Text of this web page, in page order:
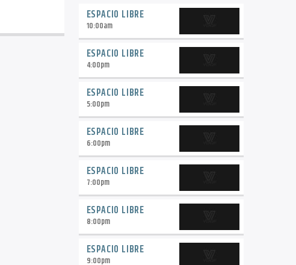
ESPACIO LIBRE
10:00am
ESPACIO LIBRE
4:00pm
ESPACIO LIBRE
5:00pm
ESPACIO LIBRE
6:00pm
ESPACIO LIBRE
7:00pm
ESPACIO LIBRE
8:00pm
ESPACIO LIBRE
9:00pm